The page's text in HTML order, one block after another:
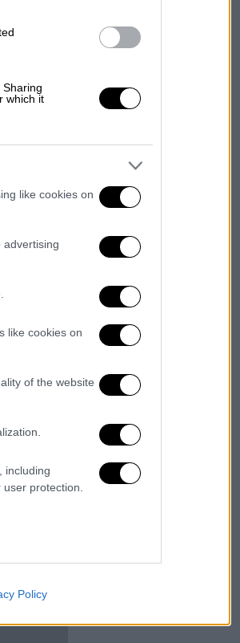
which it
like cookies on
advertising
like cookies on
of the website
including
protection.
Policy
την